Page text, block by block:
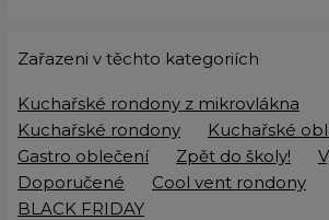
Zařazeni v těchto kategoriích
Kuchařské rondony z mikrovlákna
Kuchařské rondony
Kuchařské
Gastro oblečení
Zpět do školy!
Doporučené
Cool vent rondony
BLACK FRIDAY